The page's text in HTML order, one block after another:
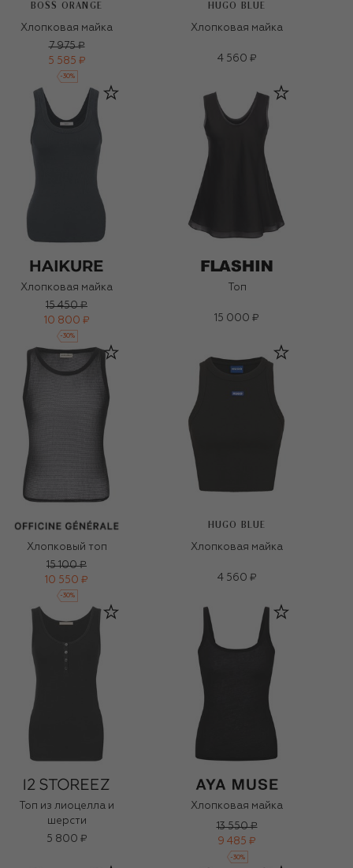
BOSS ORANGE
Хлопковая майка
7 975 ₽
5 585 ₽
-30%
HUGO BLUE
Хлопковая майка
4 560 ₽
Хлопковая майка
15 450 ₽
10 800 ₽
-30%
Топ
15 000 ₽
Хлопковый топ
15 100 ₽
10 550 ₽
-30%
HUGO BLUE
Хлопковая майка
4 560 ₽
Топ из лиоцелла и
шерсти
5 800 ₽
Хлопковая майка
13 550 ₽
9 485 ₽
-30%